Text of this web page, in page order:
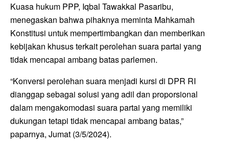
Kuasa hukum PPP, Iqbal Tawakkal Pasaribu,
menegaskan bahwa pihaknya meminta Mahkamah
Konstitusi untuk mempertimbangkan dan memberikan
kebijakan khusus terkait perolehan suara partai yang
tidak mencapai ambang batas parlemen.
“Konversi perolehan suara menjadi kursi di DPR RI
dianggap sebagai solusi yang adil dan proporsional
dalam mengakomodasi suara partai yang memiliki
dukungan tetapi tidak mencapai ambang batas,”
paparnya, Jumat (3/5/2024).